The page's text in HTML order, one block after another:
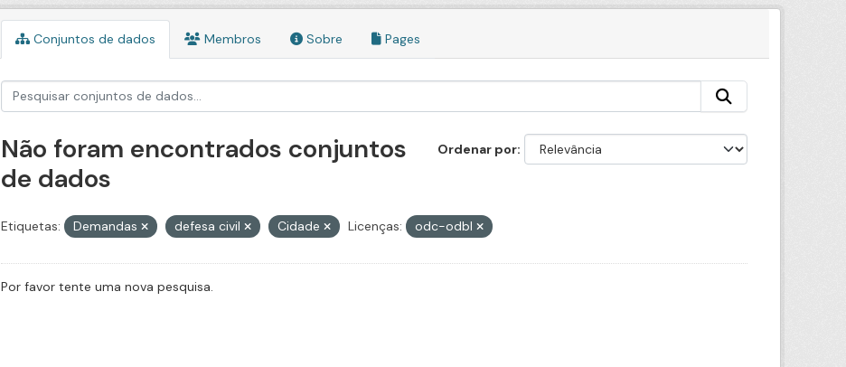
Conjuntos de dados Membros Sobre Pages
Ordenar por
Não foram encontrados conjuntos
de dados
Etiquetas: Demandas defesa civil Cidade Licenças: odc-odbl
Por favor tente uma nova pesquisa.